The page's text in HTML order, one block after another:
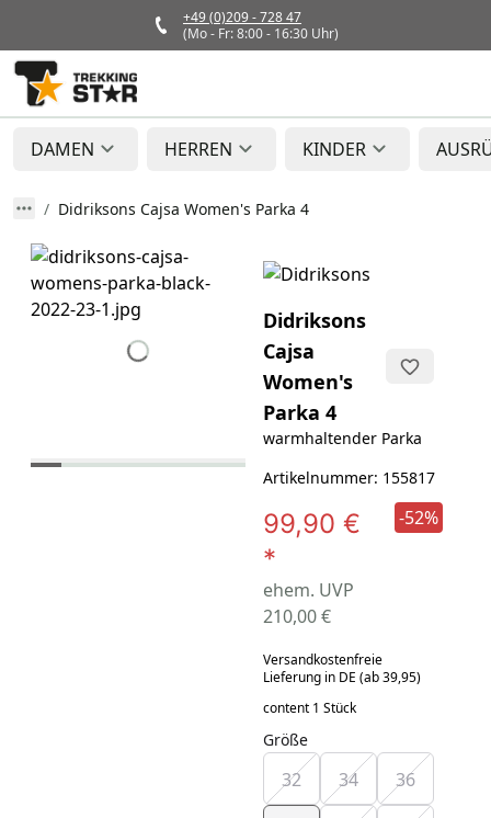
+49 (0)209 - 728 47
(Mo - Fr: 8:00 - 16:30 Uhr)
DAMEN HERREN KINDER
Didriksons Cajsa Women's Parka 4
Didriksons
Cajsa
Women's
Parka 4
warmhaltender Parka
Artikelnummer: 155817
99,90 €
*
ehem. UVP
210,00 €
-52%
Versandkostenfreie
Lieferung in DE (ab 39,95)
content 1 Stück
Größe
32 34 36